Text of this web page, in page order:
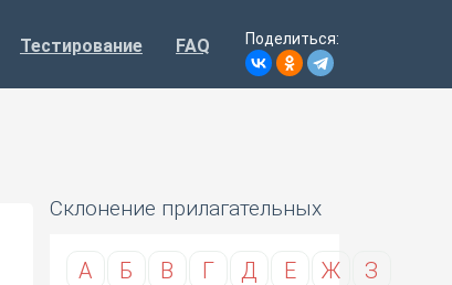
Тестирование FAQ Поделиться:
Склонение прилагательных
А Б В Г Д Е Ж
З